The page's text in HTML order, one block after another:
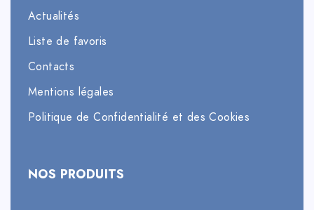
Actualités
Liste de favoris
Contacts
Mentions légales
Politique de Confidentialité et des Cookies
NOS PRODUITS